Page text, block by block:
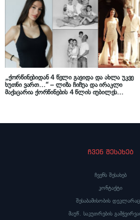
„ქორწინებიდან 4 წელი გავიდა და ახლა უკვე
ხუთნი ვართ…“ – ლიზა ჩიჩუა და ირაკლი
მაქაცარია ქორწინების 4 წლის იუბილეს
ჩვენ შესახებ
ჩვენს შესახებ
კონტაქტი
შესაბამისობის
მაუწ. საკუთრების